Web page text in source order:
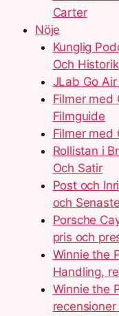
Carter
Nöje
Kunglig
Och Historik
JLab Go
Filmer med
Filmguide
Filmer med
Rollistan i
Och Satir
Post och
och
Porsche
pris och
Winnie the
Handling,
Winnie the